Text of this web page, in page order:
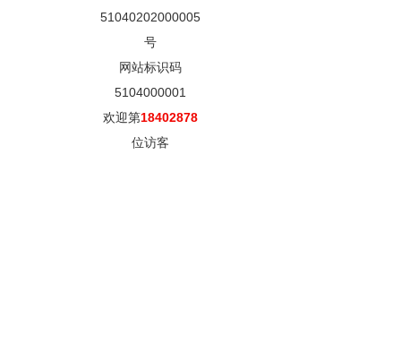
51040202000005
号
网站标识码
5104000001
欢迎第18402878
位访客